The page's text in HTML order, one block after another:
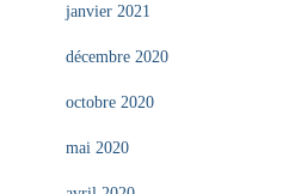
janvier 2021
décembre 2020
octobre 2020
mai 2020